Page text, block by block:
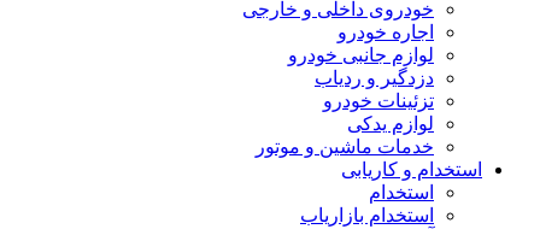
خودروی داخلی و خارجی
اجاره خودرو
لوازم جانبی خودرو
دزدگیر و ردیاب
تزئینات خودرو
لوازم یدکی
خدمات ماشین و موتور
استخدام و کاریابی
استخدام
استخدام بازاریاب